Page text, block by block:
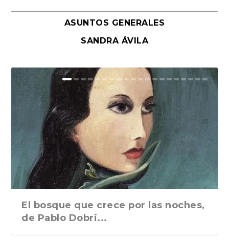
ASUNTOS GENERALES
SANDRA ÁVILA
El bosque que crece por las noches,
de Pablo Dobri...